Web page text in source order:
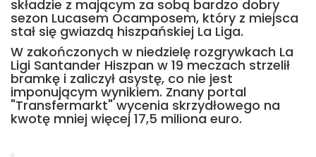
składzie z mającym za sobą bardzo dobry
sezon Lucasem Ocamposem, który z miejsca
stał się gwiazdą hiszpańskiej La Liga.
W zakończonych w niedzielę rozgrywkach La
Ligi Santander Hiszpan w 19 meczach strzelił
bramkę i zaliczył asystę, co nie jest
imponującym wynikiem. Znany portal
"Transfermarkt" wycenia skrzydłowego na
kwotę mniej więcej 17,5 miliona euro.